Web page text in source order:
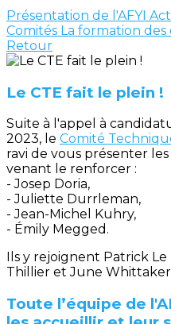
Présentation de l'AFYI
Comités La formation des
Retour
Le CTE fait le plein !
Suite à l'appel à
2023, le Comité
ravi de vous présenter
venant le renforcer :
- Josep Doria,
- Juliette Durrleman,
- Jean-Michel Kuhry,
- Émily Megged.
Ils y rejoignent Patrick
Thillier et June
Toute l’équipe de